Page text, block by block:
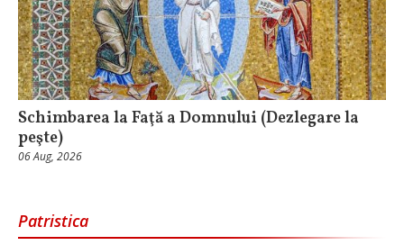
Schimbarea la Faţă a Domnului (Dezlegare la
peşte)
06 Aug, 2026
Patristica